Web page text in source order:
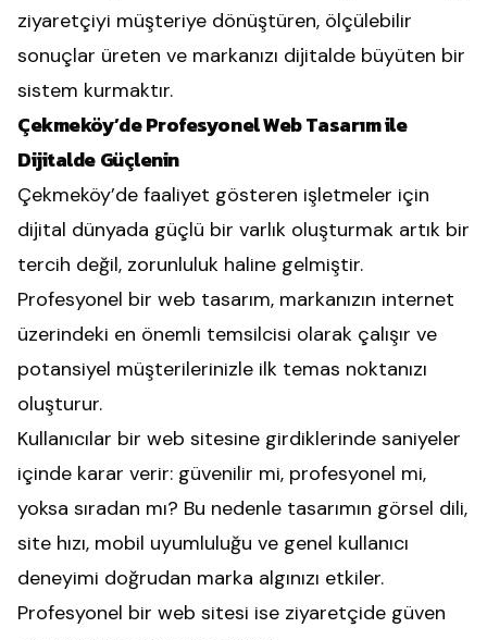
ziyaretçiyi müşteriye dönüştüren, ölçülebilir
sonuçlar üreten ve markanızı dijitalde büyüten bir
sistem kurmaktır.
Çekmeköy’de Profesyonel Web Tasarım ile
Dijitalde Güçlenin
Çekmeköy’de faaliyet gösteren işletmeler için
dijital dünyada güçlü bir varlık oluşturmak artık bir
tercih değil, zorunluluk haline gelmiştir.
Profesyonel bir web tasarım, markanızın internet
üzerindeki en önemli temsilcisi olarak çalışır ve
potansiyel müşterilerinizle ilk temas noktanızı
oluşturur.
Kullanıcılar bir web sitesine girdiklerinde saniyeler
içinde karar verir: güvenilir mi, profesyonel mi,
yoksa sıradan mı? Bu nedenle tasarımın görsel dili,
site hızı, mobil uyumluluğu ve genel kullanıcı
deneyimi doğrudan marka algınızı etkiler.
Profesyonel bir web sitesi ise ziyaretçide güven